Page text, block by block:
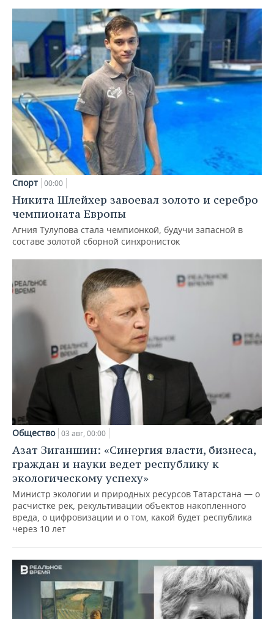
Спорт 00:00
Никита Шлейхер завоевал золото и серебро
чемпионата Европы
Агния Тулупова стала чемпионкой, будучи запасной в
составе золотой сборной синхронисток
Общество 03 авг, 00:00
Азат Зиганшин: «Синергия власти, бизнеса,
граждан и науки ведет республику к
экологическому успеху»
Министр экологии и природных ресурсов Татарстана — о
расчистке рек, рекультивации объектов накопленного
вреда, о цифровизации и о том, какой будет республика
через 10 лет